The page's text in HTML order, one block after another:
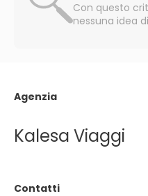
Con questo
nessuna idea
Agenzia
Kalesa Viaggi
Contatti